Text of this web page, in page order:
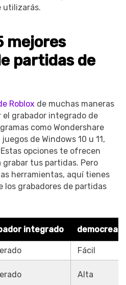
utilizarás.
mejores
partidas de
Roblox de muchas maneras
grabador integrado de
como Wondershare
de Windows 10 u 11,
opciones te ofrecen
tus partidas. Pero
herramientas, aquí tienes
los grabadores de partidas
integrado
Fácil
Alta